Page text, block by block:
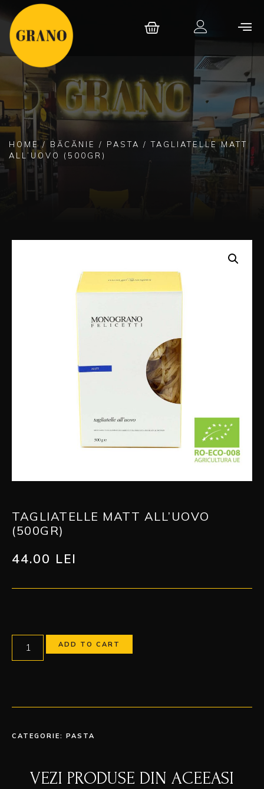
HOME / BĂCĂNIE / PASTA / TAGLIATELLE MATT
ALL’UOVO (500GR)
TAGLIATELLE MATT ALL’UOVO
(500GR)
44.00 LEI
ADD TO CART
CATEGORIE: PASTA
VEZI PRODUSE DIN ACEEASI